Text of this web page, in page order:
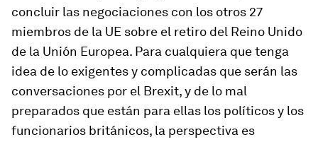
concluir las negociaciones con los otros 27
miembros de la UE sobre el retiro del Reino Unido
de la Unión Europea. Para cualquiera que tenga
idea de lo exigentes y complicadas que serán las
conversaciones por el Brexit, y de lo mal
preparados que están para ellas los políticos y los
funcionarios británicos, la perspectiva es